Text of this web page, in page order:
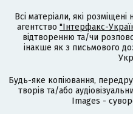
Всі матеріали, які
агентство "Інтерфакс-
відтворенню та/чи
інакше як з письмового
Будь-яке копіювання,
творів та/або
Images -